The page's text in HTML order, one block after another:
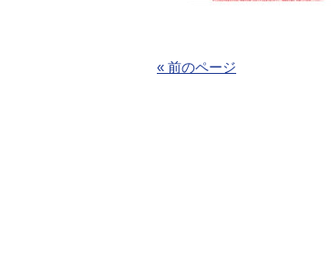
« 前のページ